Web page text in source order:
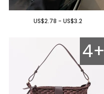
US$2.78 - US$3.2
4+